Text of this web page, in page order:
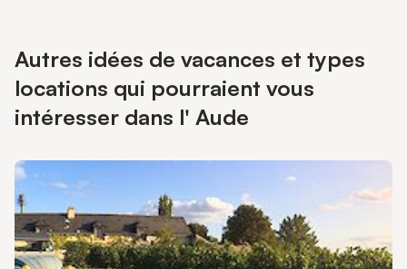
Autres idées de vacances et types
locations qui pourraient vous
intéresser dans l' Aude